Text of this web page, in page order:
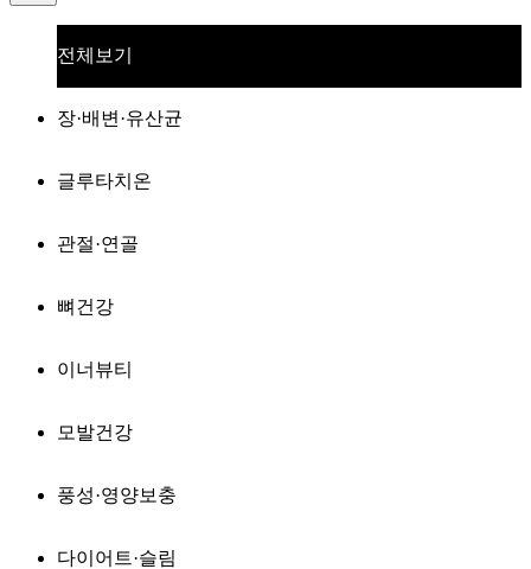
전체보기
장·배변·유산균
글루타치온
관절·연골
뼈건강
이너뷰티
모발건강
풍성·영양보충
다이어트·슬림